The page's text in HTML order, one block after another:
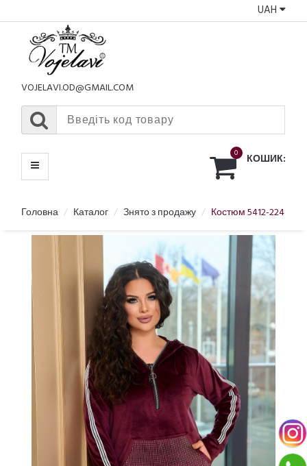
UAH
VOJELAVI.OD@GMAIL.COM
0 КОШИК:
МЕНЮ
Головна Каталог Знято з продажу Костюм 5412-224